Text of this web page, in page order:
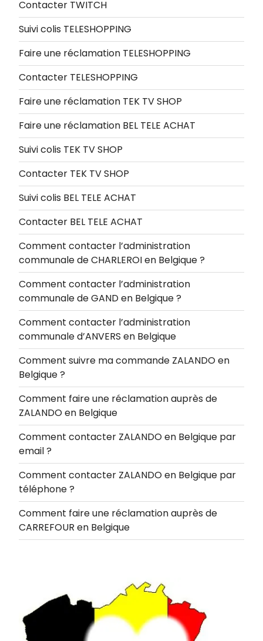
Contacter TWITCH
Suivi colis TELESHOPPING
Faire une réclamation TELESHOPPING
Contacter TELESHOPPING
Faire une réclamation TEK TV SHOP
Faire une réclamation BEL TELE ACHAT
Suivi colis TEK TV SHOP
Contacter TEK TV SHOP
Suivi colis BEL TELE ACHAT
Contacter BEL TELE ACHAT
Comment contacter l’administration
communale de CHARLEROI en Belgique ?
Comment contacter l’administration
communale de GAND en Belgique ?
Comment contacter l’administration
communale d’ANVERS en Belgique
Comment suivre ma commande ZALANDO en
Belgique ?
Comment faire une réclamation auprès de
ZALANDO en Belgique
Comment contacter ZALANDO en Belgique par
email ?
Comment contacter ZALANDO en Belgique par
téléphone ?
Comment faire une réclamation auprès de
CARREFOUR en Belgique